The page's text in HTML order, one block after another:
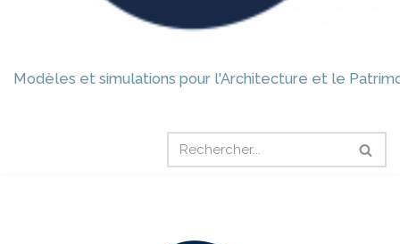
Modèles et simulations pour l'Architecture et le